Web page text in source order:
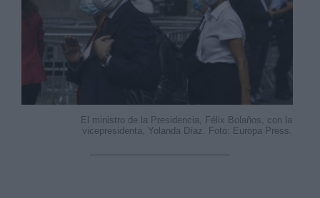
El ministro de la Presidencia, Félix Bolaños, con la
vicepresidenta, Yolanda Díaz. Foto: Europa Press.